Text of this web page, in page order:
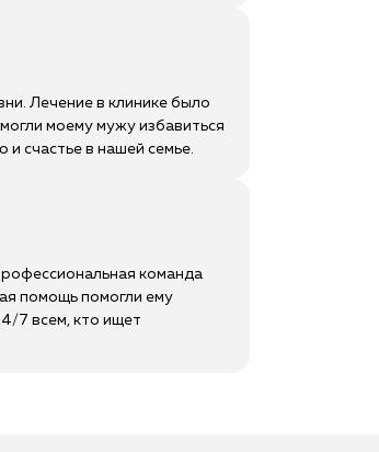
Лечение в клинике было
моему мужу избавиться
счастье в нашей семье.
команда
помощь помогли ему
7 всем, кто ищет